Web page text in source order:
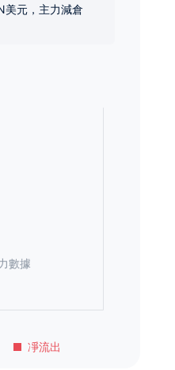
美元，主力減倉
凈流出
數據